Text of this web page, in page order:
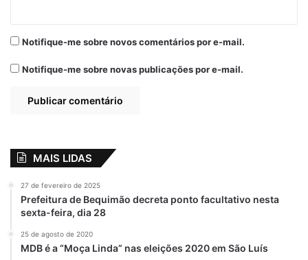
Notifique-me sobre novos comentários por e-mail.
Notifique-me sobre novas publicações por e-mail.
MAIS LIDAS
27 de fevereiro de 2025
Prefeitura de Bequimão decreta ponto facultativo nesta
sexta-feira, dia 28
25 de agosto de 2020
MDB é a “Moça Linda” nas eleições 2020 em São Luís